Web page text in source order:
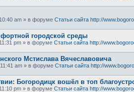
am » в форуме Статьи сайта http://
городской среды
pm » в форуме Статьи сайта http://
Мстислава Вячеславовича
am » в форуме Статьи сайта http://
Богородицк вошёл в топ
pm » в форуме Статьи сайта http://